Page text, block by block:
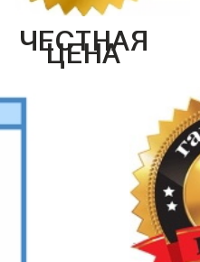
ЧЕСТНАЯ
ЦЕНА